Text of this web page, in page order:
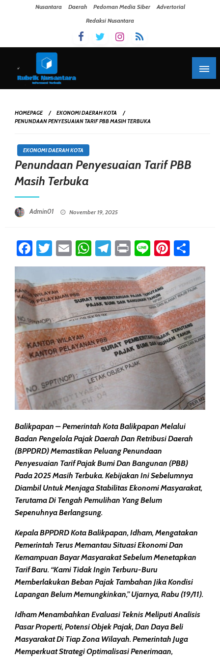
Nusantara Daerah Pedoman Media Siber
Advertorial
Redaksi Nusantara
HOMEPAGE
EKONOMI DAERAH KOTA
PENUNDAAN PENYESUAIAN TARIF PBB MASIH TERBUKA
EKONOMI DAERAH KOTA
Penundaan Penyesuaian Tarif PBB
Masih Terbuka
Admin01 November 19, 2025
Facebook
Twitter
EmailWhatsApp
Telegram
PrintLine
Balikpapan – Pemerintah Kota Balikpapan Melalui
Badan Pengelola Pajak Daerah Dan Retribusi Daerah
(BPPDRD) Memastikan Peluang Penundaan
Penyesuaian Tarif Pajak Bumi Dan Bangunan (PBB)
Pada 2025 Masih Terbuka. Kebijakan Ini Sebelumnya
Diambil Untuk Menjaga Stabilitas Ekonomi Masyarakat,
Terutama Di Tengah Pemulihan Yang Belum
Sepenuhnya Berlangsung.
Kepala BPPDRD Kota Balikpapan, Idham, Mengatakan
Pemerintah Terus Memantau Situasi Ekonomi Dan
Kemampuan Bayar Masyarakat Sebelum Menetapkan
Tarif Baru. “Kami Tidak Ingin Terburu-Buru
Memberlakukan Beban Pajak Tambahan Jika Kondisi
Lapangan Belum Memungkinkan,” Ujarnya, Rabu (19/11).
Idham Menambahkan Evaluasi Teknis Meliputi Analisis
Pasar Properti, Potensi Objek Pajak, Dan Daya Beli
Masyarakat Di Tiap Zona Wilayah. Pemerintah Juga
Memperkuat Strategi Optimalisasi Penerimaan,